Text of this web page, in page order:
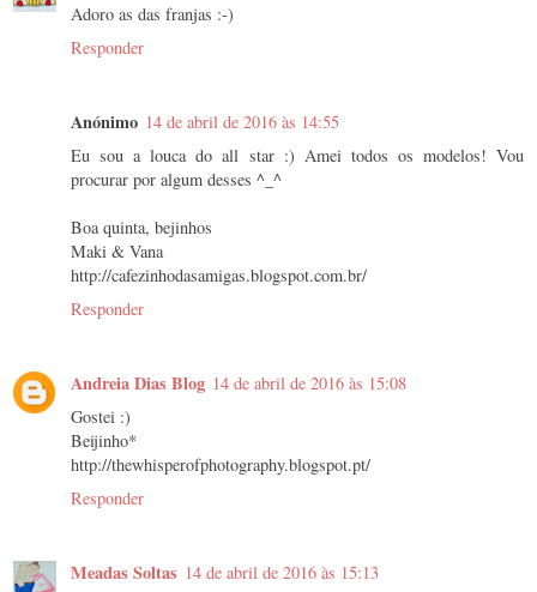
Adoro as das franjas :-)
Responder
Anónimo 14 de abril de 2016 às 14:55
Eu sou a louca do all star :) Amei todos os modelos! Vou
procurar por algum desses ^_^
Boa quinta, bejinhos
Maki & Vana
http://cafezinhodasamigas.blogspot.com.br/
Responder
Andreia Dias Blog 14 de abril de 2016 às 15:08
Gostei :)
Beijinho*
http://thewhisperofphotography.blogspot.pt/
Responder
Meadas Soltas 14 de abril de 2016 às 15:13